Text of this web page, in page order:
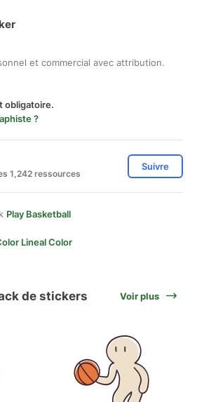
et commercial avec attribution.
obligatoire.
?
1,242 ressources
Suivre
Play Basketball
Lineal Color
de stickers Voir plus